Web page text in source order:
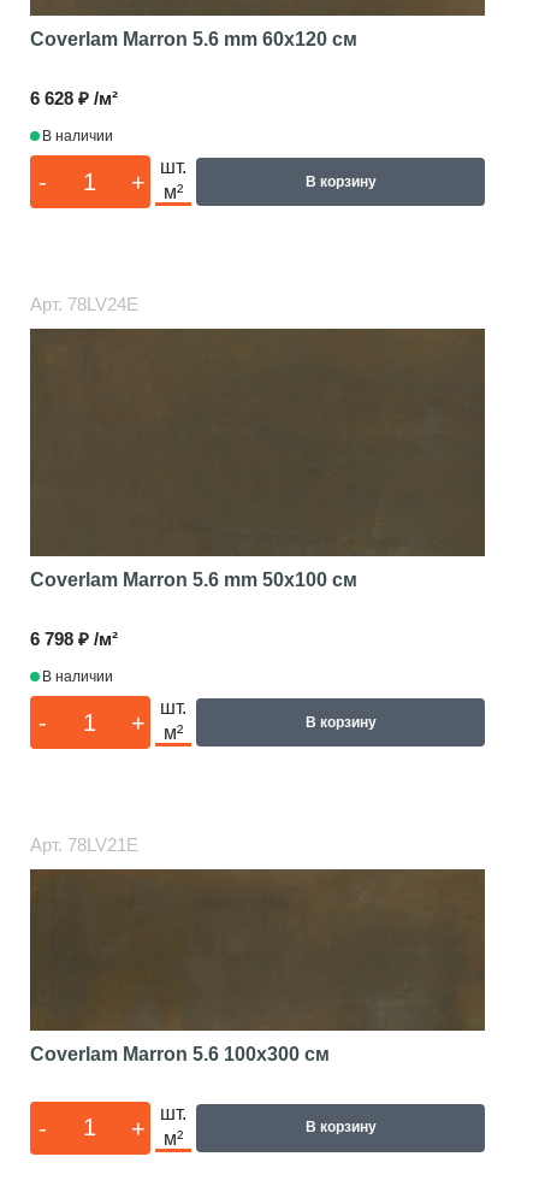
Coverlam Marron 5.6 mm 60x120 см
6 628 ₽ /м²
В наличии
- +
шт.
м²
В корзину
Арт. 78LV24E
Coverlam Marron 5.6 mm 50x100 см
6 798 ₽ /м²
В наличии
- +
шт.
м²
В корзину
Арт. 78LV21E
Coverlam Marron 5.6 100x300 см
- +
шт.
м²
В корзину